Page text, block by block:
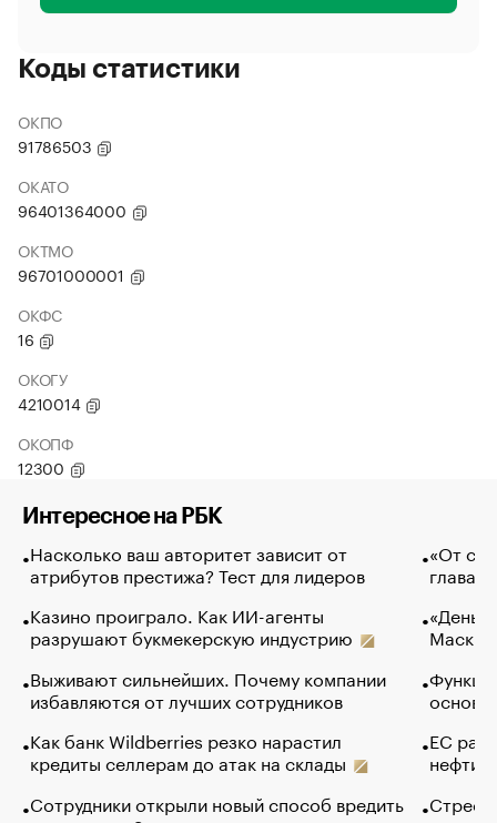
Коды статистики
ОКПО
91786503
ОКАТО
96401364000
ОКТМО
96701000001
ОКФС
16
ОКОГУ
4210014
ОКОПФ
12300
Интересное на РБК
Насколько ваш авторитет зависит от
атрибутов престижа? Тест для лидеров
Казино проиграло. Как ИИ-агенты
разрушают букмекерскую индустрию
Выживают сильнейших. Почему компании
избавляются от лучших сотрудников
Как банк Wildberries резко нарастил
кредиты селлерам до атак на склады
Сотрудники открыли новый способ вредить
«От
глава
Маск в
основ
ЕС
нефти